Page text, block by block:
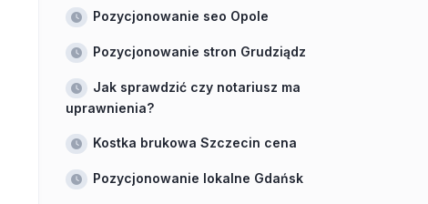
Pozycjonowanie seo Opole
Pozycjonowanie stron Grudziądz
Jak sprawdzić czy notariusz ma
uprawnienia?
Kostka brukowa Szczecin cena
Pozycjonowanie lokalne Gdańsk